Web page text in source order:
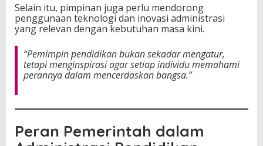
Selain itu, pimpinan juga perlu mendorong
penggunaan teknologi dan inovasi administrasi
yang relevan dengan kebutuhan masa kini.
“Pemimpin pendidikan bukan sekadar mengatur,
tetapi menginspirasi agar setiap individu memahami
perannya dalam mencerdaskan bangsa.”
Peran Pemerintah dalam